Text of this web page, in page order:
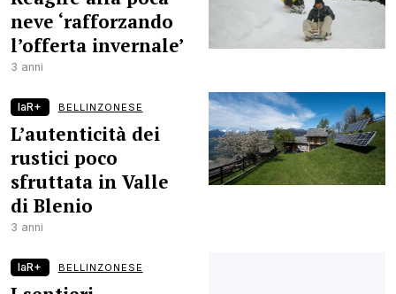
neve ‘rafforzando
l’offerta invernale’
3 anni
laR+ BELLINZONESE
L’autenticità dei
rustici poco
sfruttata in Valle
di Blenio
3 anni
laR+ BELLINZONESE